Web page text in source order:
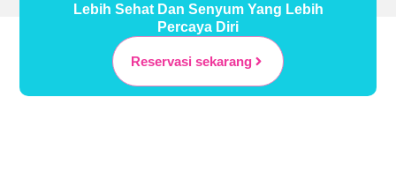
Lebih Sehat Dan Senyum Yang Lebih
Percaya Diri
Reservasi sekarang